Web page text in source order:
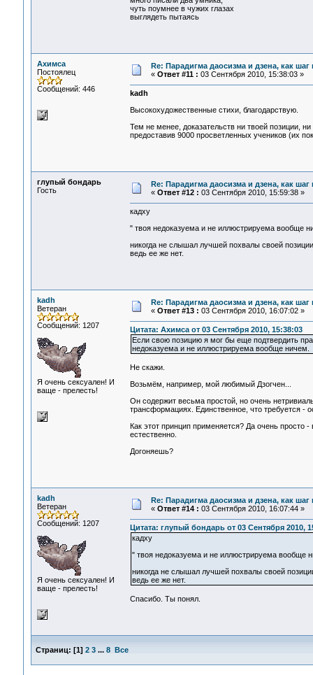
чуть поумнее в чужих глазах
выглядеть пытаясь
Ахимса
Постоялец
Сообщений: 446
Re: Парадигма даосизма и дзена, как
« Ответ #11 : 03 Сентября 2010, 15:38:03 »
kadh
Высокохудожественные стихи, благодарствую.
Тем не менее, доказательств ни твоей позиции,
предоставив 9000 просветленных учеников (их
глупый бондарь
Гость
Re: Парадигма даосизма и дзена, как
« Ответ #12 : 03 Сентября 2010, 15:59:38 »
кадху
" твоя недоказуема и не иллюстрируема вообще
никогда не слышал лучшей похвалы своей позиции
ведь ее же нет.
kadh
Ветеран
Сообщений: 1207
Я очень сексуален! И
ваще - прелесть!
Re: Парадигма даосизма и дзена, как
« Ответ #13 : 03 Сентября 2010, 16:07:02 »
Цитата: Ахимса от 03 Сентября 2010, 15:38:03
Если свою позицию я мог бы еще подтвердить
недоказуема и не иллюстрируема вообще ничем.
Не скажи.
Возьмём, например, мой любимый Дзогчен...
Он содержит весьма простой, но очень
трансформациях. Единственное, что требуется -
Как этот принцип применяется? Да очень
естественно.
Догоняешь?
kadh
Ветеран
Сообщений: 1207
Я очень сексуален! И
ваще - прелесть!
Re: Парадигма даосизма и дзена, как
« Ответ #14 : 03 Сентября 2010, 16:07:44 »
Цитата: глупый бондарь от 03 Сентября 2010,
кадху
" твоя недоказуема и не иллюстрируема вообще
никогда не слышал лучшей похвалы своей
ведь ее же нет.
Спасибо. Ты понял.
Страниц: [1] 2 3 ... 8 Все